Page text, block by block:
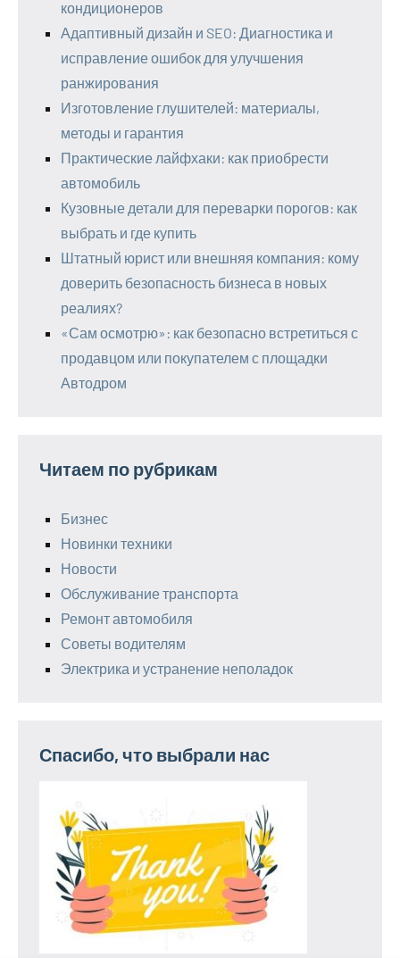
кондиционеров
Адаптивный дизайн и SEO: Диагностика и
исправление ошибок для улучшения
ранжирования
Изготовление глушителей: материалы,
методы и гарантия
Практические лайфхаки: как приобрести
автомобиль
Кузовные детали для переварки порогов: как
выбрать и где купить
Штатный юрист или внешняя компания: кому
доверить безопасность бизнеса в новых
реалиях?
«Сам осмотрю»: как безопасно встретиться с
продавцом или покупателем с площадки
Автодром
Читаем по рубрикам
Бизнес
Новинки техники
Новости
Обслуживание транспорта
Ремонт автомобиля
Советы водителям
Электрика и устранение неполадок
Спасибо, что выбрали нас